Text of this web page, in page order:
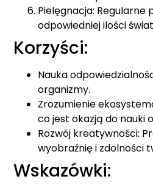
Pielęgnacja:
odpowiedniej ilości
Korzyści:
Nauka
organizmy.
Zrozumienie
co jest okazją do nauki
Rozwój kreatywności:
wyobraźnię i zdolności
Wskazówki: